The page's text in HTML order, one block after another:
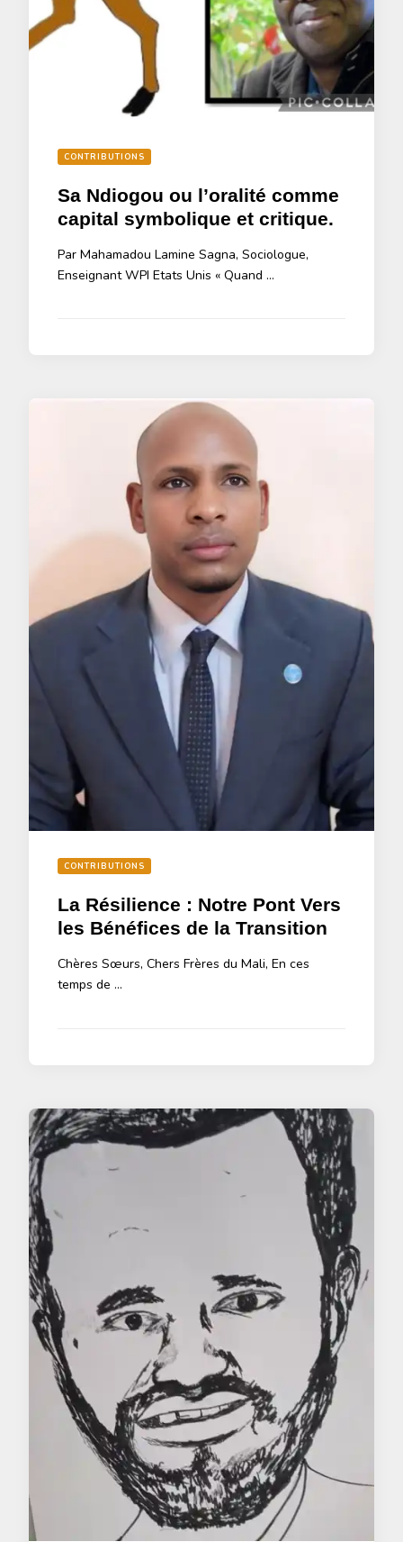
CONTRIBUTIONS
Sa Ndiogou ou l’oralité comme
capital symbolique et critique.
Par Mahamadou Lamine Sagna, Sociologue,
Enseignant WPI Etats Unis « Quand …
CONTRIBUTIONS
La Résilience : Notre Pont Vers
les Bénéfices de la Transition
Chères Sœurs, Chers Frères du Mali, En ces
temps de …